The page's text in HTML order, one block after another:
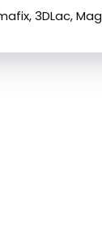
3DLac,